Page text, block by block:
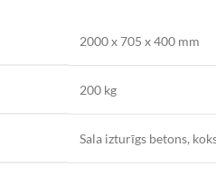
2000 x 705 x 400 mm
200 kg
Sala izturīgs betons,